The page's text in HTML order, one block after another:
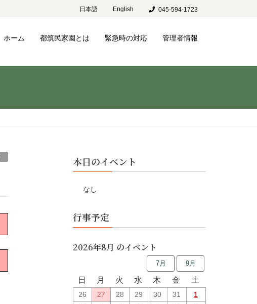
日本語 English 045-594-1723
ホーム 都筑民家園とは 緊急時の対応 管理者情報
本日のイベント
なし
行事予定
2026年8月 のイベント
7月 9月
日 月 火 水 木 金 土
26 27 28 29 30 31
1